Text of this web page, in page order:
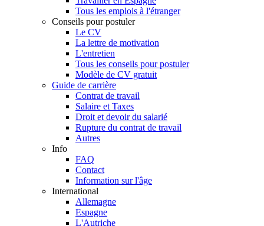
Tous les emplois à l'étranger
Conseils pour postuler
Le CV
La lettre de motivation
L'entretien
Tous les conseils pour postuler
Modèle de CV gratuit
Guide de carrière
Contrat de travail
Salaire et Taxes
Droit et devoir du salarié
Rupture du contrat de travail
Autres
Info
FAQ
Contact
Information sur l'âge
International
Allemagne
Espagne
L'Autriche